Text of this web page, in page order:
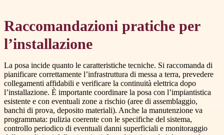
Raccomandazioni pratiche per
l’installazione
La posa incide quanto le caratteristiche tecniche. Si raccomanda di
pianificare correttamente l’infrastruttura di messa a terra, prevedere
collegamenti affidabili e verificare la continuità elettrica dopo
l’installazione. È importante coordinare la posa con l’impiantistica
esistente e con eventuali zone a rischio (aree di assemblaggio,
banchi di prova, deposito materiali). Anche la manutenzione va
programmata: pulizia coerente con le specifiche del sistema,
controllo periodico di eventuali danni superficiali e monitoraggio